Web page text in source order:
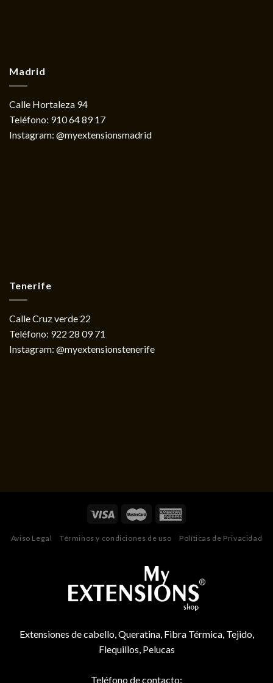
Madrid
Calle Hortaleza 94
Teléfono: 910 64 89 17
Instagram: @myextensionsmadrid
Tenerife
Calle Cruz verde 22
Teléfono: 922 28 09 71
Instagram: @myextensionstenerife
Aviso Legal Términos y condiciones de uso Políticas de Privacidad
Extensiones de cabello, Queratina, Fibra Térmica, Tejido,
Flequillos, Pelucas
Teléfono de contacto: